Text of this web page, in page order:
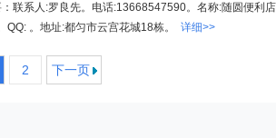
联系人:罗良先。电话:13668547590。名称:随圆便利
QQ: 。地址:都匀市云宫花城18栋。 详细>>
2 下一页